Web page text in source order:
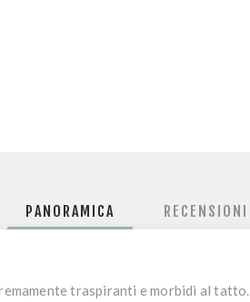
PANORAMICA RECENSIONI
traspiranti e morbidi al tatto.